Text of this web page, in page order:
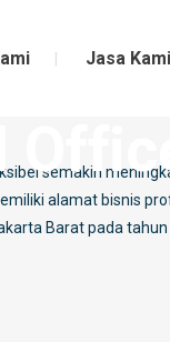
Jasa Kami
semakin
alamat bisnis
Barat pada